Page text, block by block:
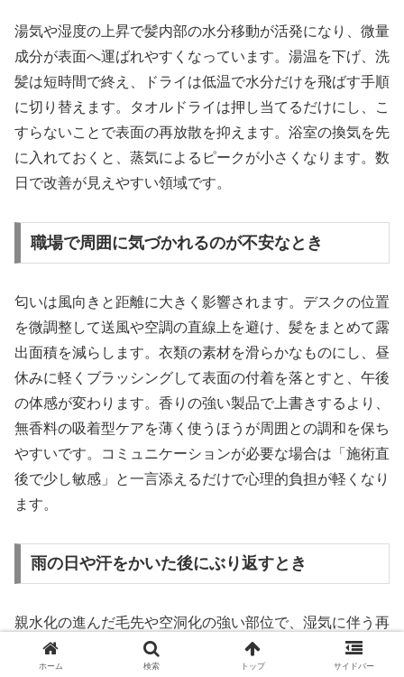
湯気や湿度の上昇で髪内部の水分移動が活発になり、微量
成分が表面へ運ばれやすくなっています。湯温を下げ、洗
髪は短時間で終え、ドライは低温で水分だけを飛ばす手順
に切り替えます。タオルドライは押し当てるだけにし、こ
すらないことで表面の再放散を抑えます。浴室の換気を先
に入れておくと、蒸気によるピークが小さくなります。数
日で改善が見えやすい領域です。
職場で周囲に気づかれるのが不安なとき
匂いは風向きと距離に大きく影響されます。デスクの位置
を微調整して送風や空調の直線上を避け、髪をまとめて露
出面積を減らします。衣類の素材を滑らかなものにし、昼
休みに軽くブラッシングして表面の付着を落とすと、午後
の体感が変わります。香りの強い製品で上書きするより、
無香料の吸着型ケアを薄く使うほうが周囲との調和を保ち
やすいです。コミュニケーションが必要な場合は「施術直
後で少し敏感」と一言添えるだけで心理的負担が軽くなり
ます。
雨の日や汗をかいた後にぶり返すとき
親水化の進んだ毛先や空洞化の強い部位で、湿気に伴う再
放散が起きています。外出前に軽いオイルや吸着型トリー
トメントを薄く面でのばし、帰宅後は低温で短時間だけ乾
ホーム 検索 トップ サイドバー